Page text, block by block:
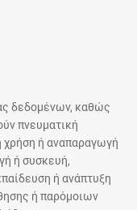
δεδομένων, καθώς
πνευματική
χρήση ή αναπαραγωγή
ή συσκευή,
ή ανάπτυξη
ή παρόμοιων